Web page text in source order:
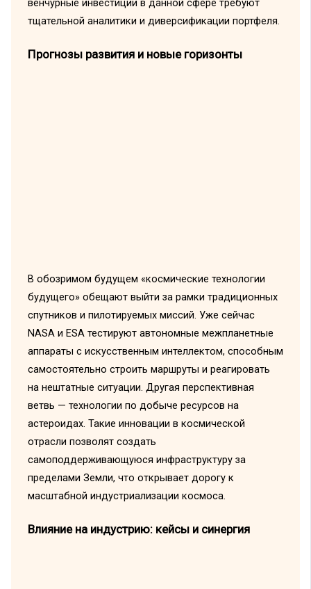
венчурные инвестиции в данной сфере требуют
тщательной аналитики и диверсификации портфеля.
Прогнозы развития и новые горизонты
В обозримом будущем «космические технологии
будущего» обещают выйти за рамки традиционных
спутников и пилотируемых миссий. Уже сейчас
NASA и ESA тестируют автономные межпланетные
аппараты с искусственным интеллектом, способным
самостоятельно строить маршруты и реагировать
на нештатные ситуации. Другая перспективная
ветвь — технологии по добыче ресурсов на
астероидах. Такие инновации в космической
отрасли позволят создать
самоподдерживающуюся инфраструктуру за
пределами Земли, что открывает дорогу к
масштабной индустриализации космоса.
Влияние на индустрию: кейсы и синергия